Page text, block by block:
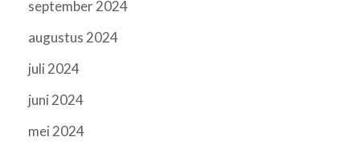
september 2024
augustus 2024
juli 2024
juni 2024
mei 2024